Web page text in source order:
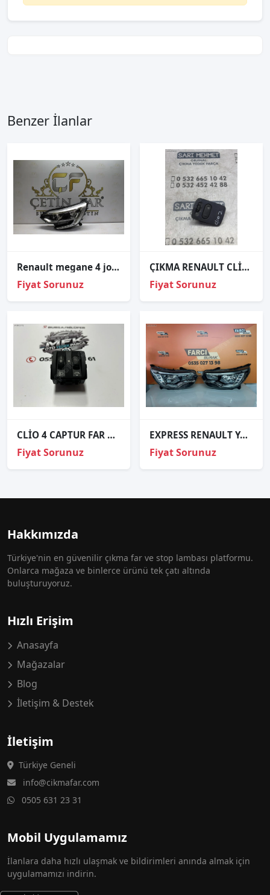
Benzer İlanlar
Renault megane 4 joy sol far sıfır orj 260609985r
Fiyat Sorunuz
ÇIKMA RENAULT CLİO 2 REZİSTANS FAR AYAR DÜĞMESİ
Fiyat Sorunuz
CLİO 4 CAPTUR FAR ANAHTARI AYAR KUMANDASI ORJİNAL 251900567R
Fiyat Sorunuz
EXPRESS RENAULT YAZILI SIFIR TAKIM FAR İTHAL
Fiyat Sorunuz
Hakkımızda
Türkiye'nin en güvenilir çıkma far ve stop lambası platformu.
Onlarca mağaza ve binlerce ürünü tek çatı altında
buluşturuyoruz.
Hızlı Erişim
Anasayfa
Mağazalar
Blog
İletişim & Destek
İletişim
Türkiye Geneli
info@cikmafar.com
0505 631 23 31
Mobil Uygulamamız
İlanlara daha hızlı ulaşmak ve bildirimleri anında almak için
uygulamamızı indirin.